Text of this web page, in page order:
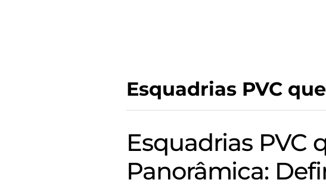
Esquadrias PVC
Esquadrias PVC
Panorâmica: